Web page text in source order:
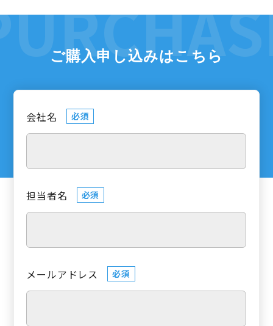
ご購入申し込みはこちら
会社名 必須
担当者名 必須
メールアドレス 必須